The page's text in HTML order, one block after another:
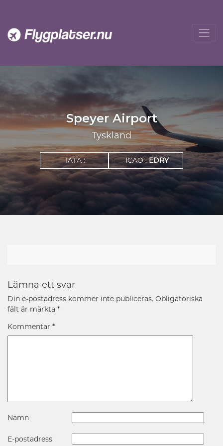
Speyer Airport
Tyskland
IATA : ICAO :EDRY
Lämna ett svar
Din e-postadress kommer inte publiceras. Obligatoriska
fält är märkta *
Kommentar *
Namn
E-postadress